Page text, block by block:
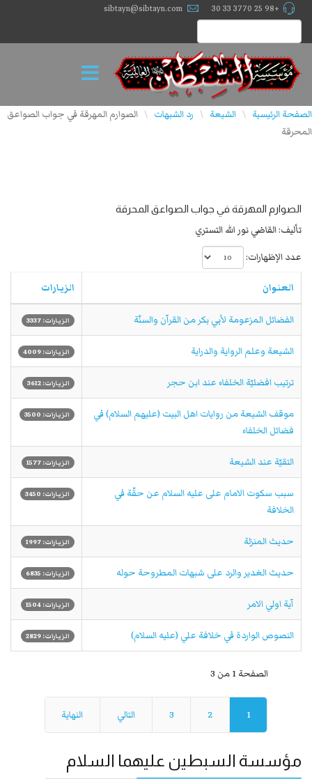
+98 25 3770 33 30
sibtayn@sibtayn.com
الصفحة الرئيسية \ الشيعة \ رد الشبهات \ الصوارم المهرقة في جواب الصواعق
المحرقة
الصوارم المهرقة في جواب الصواعق المحرقة
تأليف: القاضي نور الله التستري
عدد الإظهارات:
العنوان الزيارات
الفضائل المزعومة لأبي بكر من القرآن والسنّة الزيارات: 3337
الشيعة وعلم الرواية والدراية الزيارات: 4009
ترتيب افضليّة الخلفاء عند ابن حجر الزيارات: 3612
موقف الشيعة من روايات اهل البيت (عليهم السلام) في
فضائل الخلفاء
الزيارات: 3500
التقيّة عند الشيعة الزيارات: 1577
سبب سكوت الامام على عليه السلام عن حقّة في
الخلافة
الزيارات: 3450
حديث المنزلة الزيارات: 1997
حديث الغدير والرد على شبهات المطروحة حوله الزيارات: 6835
آية اولي الامر الزيارات: 1504
النصوص الواردة في خلافة علي (عليه السلام) الزيارات: 2829
الصفحة 1 من 3
1
2
3 التالي النهاية
مؤسسة السبطين عليهما السلام